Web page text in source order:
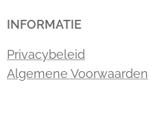
INFORMATIE
Privacybeleid
Algemene Voorwaarden